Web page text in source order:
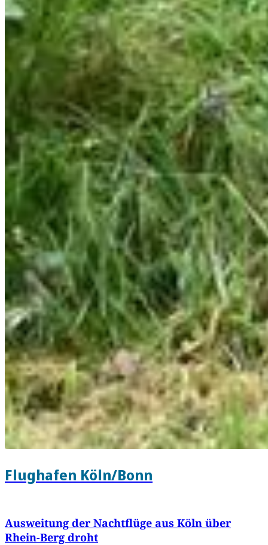
Flughafen Köln/Bonn
Ausweitung der Nachtflüge aus Köln über
Rhein-Berg droht